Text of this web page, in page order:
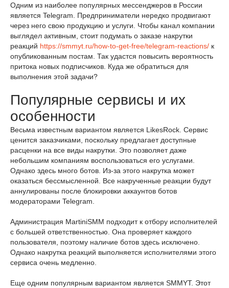
Одним из наиболее популярных мессенджеров в России
является Telegram. Предприниматели нередко продвигают
через него свою продукцию и услуги. Чтобы канал компании
выглядел активным, стоит подумать о заказе накрутки
реакций https://smmyt.ru/how-to-get-free/telegram-reactions/ к
опубликованным постам. Так удастся повысить вероятность
притока новых подписчиков. Куда же обратиться для
выполнения этой задачи?
Популярные сервисы и их
особенности
Весьма известным вариантом является LikesRock. Сервис
ценится заказчиками, поскольку предлагает доступные
расценки на все виды накрутки. Это позволяет даже
небольшим компаниям воспользоваться его услугами.
Однако здесь много ботов. Из-за этого накрутка может
оказаться бессмысленной. Все накрученные реакции будут
аннулированы после блокировки аккаунтов ботов
модераторами Telegram.
Администрация MartiniSMM подходит к отбору исполнителей
с большей ответственностью. Она проверяет каждого
пользователя, поэтому наличие ботов здесь исключено.
Однако накрутка реакций выполняется исполнителями этого
сервиса очень медленно.
Еще одним популярным вариантом является SMMYT. Этот